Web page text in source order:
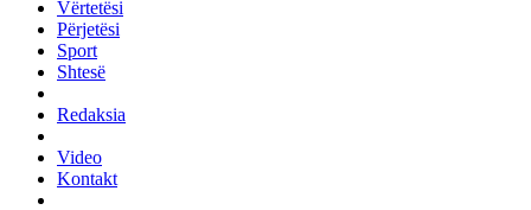
Vërtetësi
Përjetësi
Sport
Shtesë
Redaksia
Video
Kontakt